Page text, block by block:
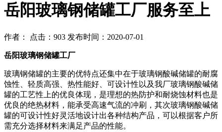
岳阳玻璃钢储罐工厂服务至上
作者： 点击：903 发布时间：2020-07-01
岳阳玻璃钢储罐工厂
玻璃钢储罐的主要的优特点还集中在于玻璃钢酸碱储罐的耐腐
蚀性、轻质高强、热性能好、可设计性以及我厂玻璃钢酸碱储
罐的工艺性上的优良体现，是理想的热防护和耐烧蚀材料也是
优良的绝热材料，能承受高速气流的冲刷，其次玻璃钢酸碱储
罐的可设计性好灵活地设计出各种结构产品，可以根据客户所
需充分选择材料来满足产品的性能。